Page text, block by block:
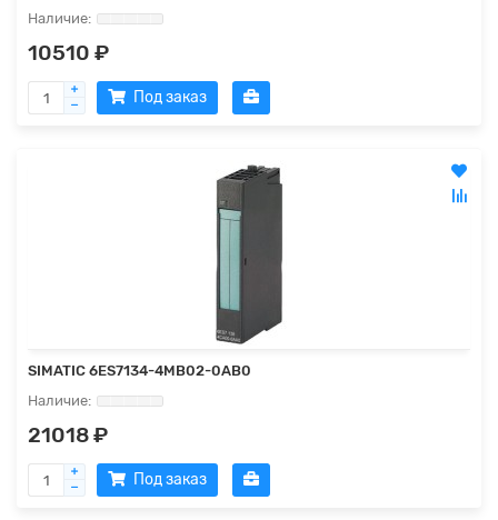
10510 ₽
Под заказ
SIMATIC 6ES7134-4MB02-0AB0
21018 ₽
Под заказ